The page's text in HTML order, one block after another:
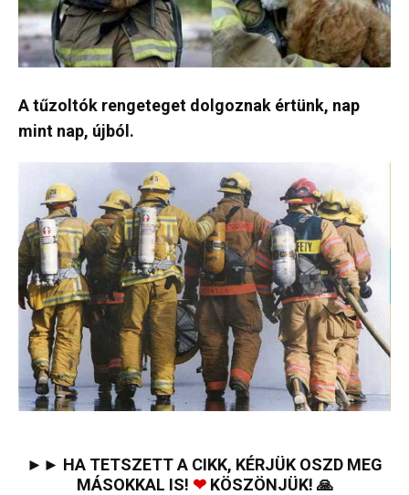
A tűzoltók rengeteget dolgoznak értünk, nap
mint nap, újból.
►► HA TETSZETT A CIKK, KÉRJÜK OSZD MEG
MÁSOKKAL IS! ❤KÖSZÖNJÜK! 🙏